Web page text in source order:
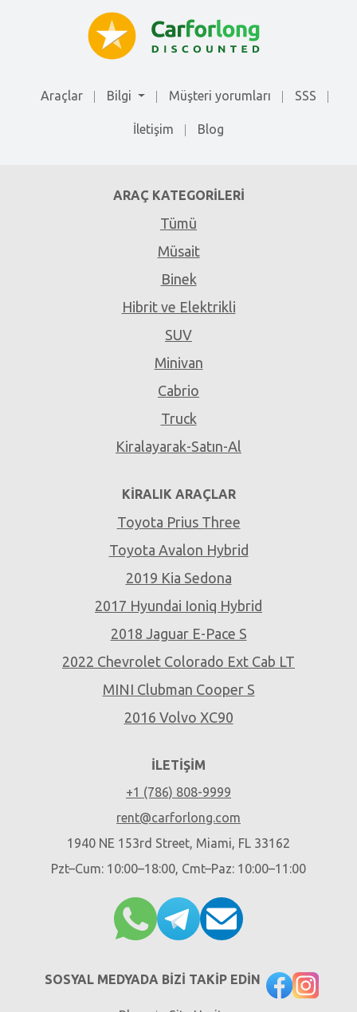
Araçlar Bilgi Müşteri yorumları SSS
İletişim Blog
ARAÇ KATEGORILERI
Tümü
Müsait
Binek
Hibrit ve Elektrikli
SUV
Minivan
Cabrio
Truck
Kiralayarak-Satın-Al
KIRALIK ARAÇLAR
Toyota Prius Three
Toyota Avalon Hybrid
2019 Kia Sedona
2017 Hyundai Ioniq Hybrid
2018 Jaguar E-Pace S
2022 Chevrolet Colorado Ext Cab LT
MINI Clubman Cooper S
2016 Volvo XC90
İLETIŞIM
+1 (786) 808-9999
rent@carforlong.com
1940 NE 153rd Street, Miami, FL 33162
Pzt–Cum: 10:00–18:00, Cmt–Paz: 10:00–11:00
SOSYAL MEDYADA BIZI TAKIP EDIN